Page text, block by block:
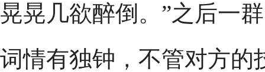
晃晃几欲醉倒。”之后一
词情有独钟，不管对方的